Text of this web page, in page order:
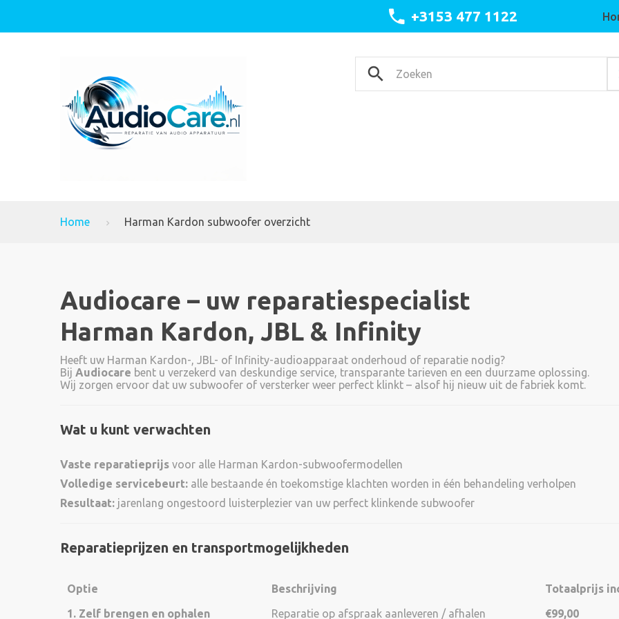
+3153 477 1122
Home Harman Kardon subwoofer overzicht
Audiocare – uw reparatiespecialist
Harman Kardon, JBL & Infinity
Heeft uw Harman Kardon-, JBL- of Infinity-audioapparaat onderhoud of reparatie nodig?
Bij Audiocare bent u verzekerd van deskundige service, transparante tarieven en een duurzame oplossing.
Wij zorgen ervoor dat uw subwoofer of versterker weer perfect klinkt – alsof hij nieuw uit de fabriek komt.
Wat u kunt verwachten
Vaste reparatieprijs voor alle Harman Kardon-subwoofermodellen
Volledige servicebeurt: alle bestaande én toekomstige klachten worden in één behandeling verholpen
Resultaat: jarenlang ongestoord luisterplezier van uw perfect klinkende subwoofer
Reparatieprijzen en transportmogelijkheden
Optie Beschrijving
Totaalprijs
1. Zelf brengen en ophalen
Reparatie op afspraak aanleveren / afhalen
€99,00